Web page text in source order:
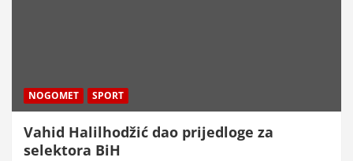
NOGOMET SPORT
Vahid Halilhodžić dao prijedloge za
selektora BiH